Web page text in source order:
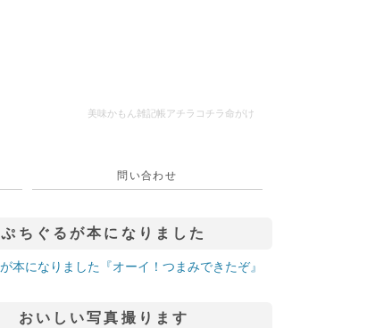
美味かもん雑記帳 アチラコチラ命がけ
問い合わせ
ぷちぐるが本になりました
おいしい写真撮ります